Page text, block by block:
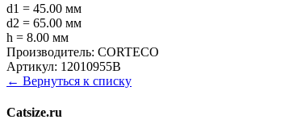
d1 = 45.00 мм
d2 = 65.00 мм
h = 8.00 мм
Производитель: CORTECO
Артикул: 12010955B
← Вернуться к списку
Catsize.ru